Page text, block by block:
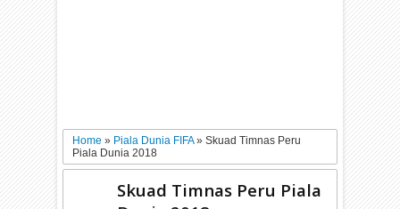
Home» Piala Dunia FIFA»Skuad Timnas Peru
Piala Dunia 2018
Skuad Timnas Peru Piala